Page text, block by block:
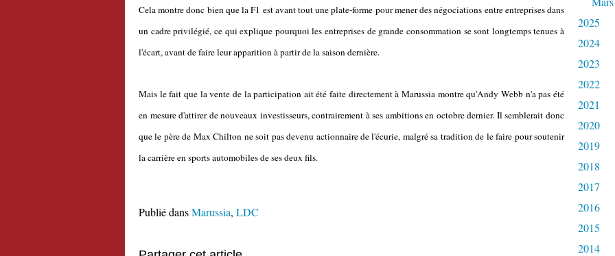
Cela montre donc bien que la F1 est avant tout une plate-forme pour mener des négociations entre entreprises dans
un cadre privilégié, ce qui explique pourquoi les entreprises de grande consommation se sont longtemps tenues à
l'écart, avant de faire leur apparition à partir de la saison dernière.
Mais le fait que la vente de la participation ait été faite directement à Marussia montre qu'Andy Webb n'a pas été
en mesure d'attirer de nouveaux investisseurs, contrairement à ses ambitions en octobre dernier. Il semblerait donc
que le père de Max Chilton ne soit pas devenu actionnaire de l'écurie, malgré sa tradition de le faire pour soutenir
la carrière en sports automobiles de ses deux fils.
Publié dansMarussia, LDC
2025
2024
2023
2022
2021
2020
2019
2018
2017
2016
2015
2014